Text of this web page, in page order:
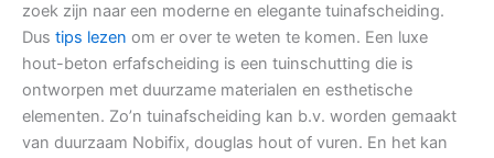
zoek zijn naar een moderne en elegante tuinafscheiding.
Dus tips lezen om er over te weten te komen. Een luxe
hout-beton erfafscheiding is een tuinschutting die is
ontworpen met duurzame materialen en esthetische
elementen. Zo’n tuinafscheiding kan b.v. worden gemaakt
van duurzaam Nobifix, douglas hout of vuren. En het kan